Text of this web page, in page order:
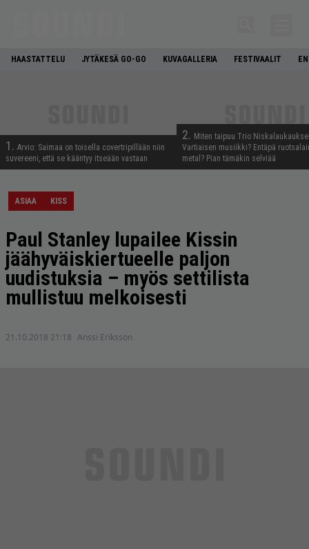
HAASTATTELU JYTÄKESÄ GO-GO KUVAGALLERIA FESTIVAALIT
1. Arvio: Saimaa on toisella covertripillään niin
suvereeni, että se kääntyy itseään vastaan
2. Miten taipuu Trio
Vartiaisen musiikki? Entäpä
metal? Pian tämäkin selviää
ASIAA KISS
Paul Stanley lupailee Kissin
jäähyväiskiertueelle paljon
uudistuksia – myös settilista
mullistuu melkoisesti
21.10.2018 21:18 Anssi Eriksson